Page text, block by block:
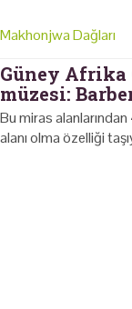
Makhonjwa Dağları
Güney
müzesi:
Bu miras
alanı olma özelliği